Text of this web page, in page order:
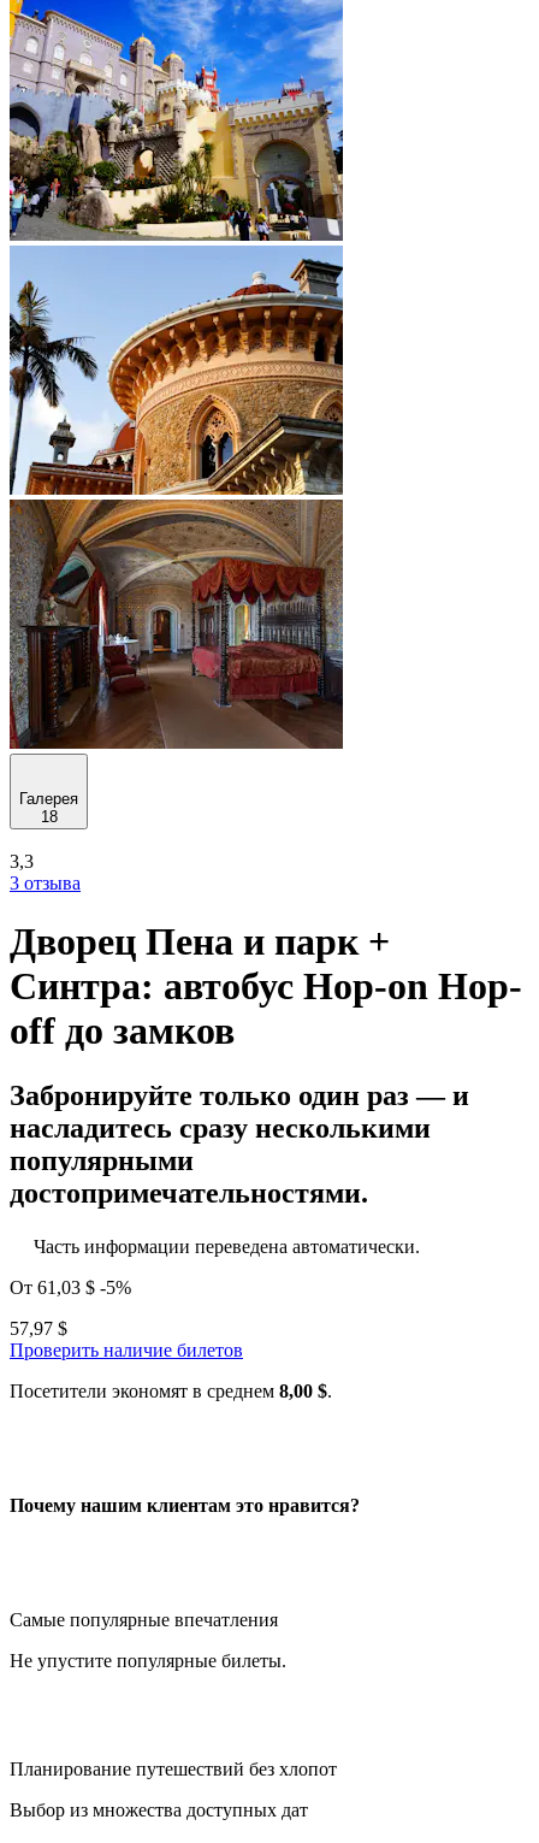
Галерея
18
3,3
3 отзыва
Дворец Пена и парк +
Синтра: автобус Hop-on Hop-
off до замков
Забронируйте только один раз — и
насладитесь сразу несколькими
популярными
достопримечательностями.
Часть информации переведена автоматически.
От 61,03 $ -5%
57,97 $
Проверить наличие билетов
Посетители экономят в среднем 8,00 $.
Почему нашим клиентам это нравится?
Самые популярные впечатления
Не упустите популярные билеты.
Планирование путешествий без хлопот
Выбор из множества доступных дат